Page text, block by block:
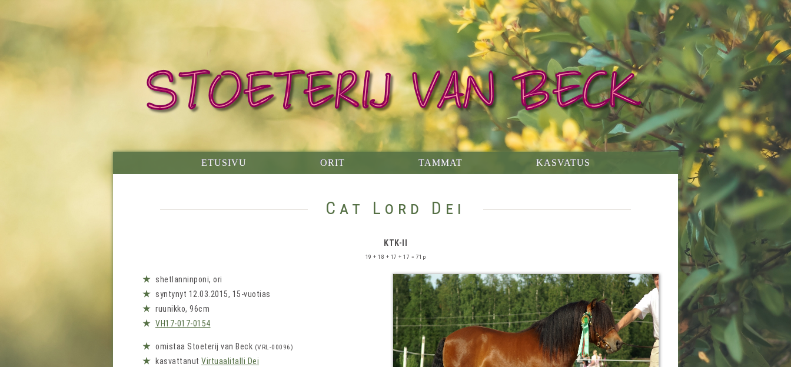
ETUSIVU ORIT TAMMAT KASVATUS
Cat Lord Dei
KTK-II
19 + 18 + 17 + 17 = 71p
★ shetlanninponi, ori
★ syntynyt 12.03.2015, 15-vuotias
★ ruunikko, 96cm
★ VH17-017-0154
★ omistaa Stoeterij van Beck (VRL-00096)
★ kasvattanut Virtuaalitalli Dei